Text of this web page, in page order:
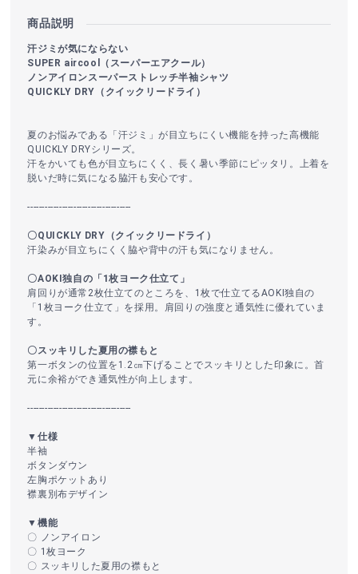
商品説明
汗ジミが気にならない
SUPER aircool（スーパーエアクール）
ノンアイロンスーパーストレッチ半袖シャツ
QUICKLY DRY（クイックリードライ）
夏のお悩みである「汗ジミ」が目立ちにくい機能を持った高機能
QUICKLY DRYシリーズ。
汗をかいても色が目立ちにくく、長く暑い季節にピッタリ。上着を
脱いだ時に気になる脇汗も安心です。
------------------------------------
〇QUICKLY DRY（クイックリードライ）
汗染みが目立ちにくく脇や背中の汗も気になりません。
〇AOKI独自の「1枚ヨーク仕立て」
肩回りが通常2枚仕立てのところを、1枚で仕立てるAOKI独自の
「1枚ヨーク仕立て」を採用。肩回りの強度と通気性に優れていま
す。
〇スッキリした夏用の襟もと
第一ボタンの位置を1.2㎝下げることでスッキリとした印象に。首
元に余裕ができ通気性が向上します。
------------------------------------
▼仕様
半袖
ボタンダウン
左胸ポケットあり
襟裏別布デザイン
▼機能
〇 ノンアイロン
〇 1枚ヨーク
〇 スッキリした夏用の襟もと